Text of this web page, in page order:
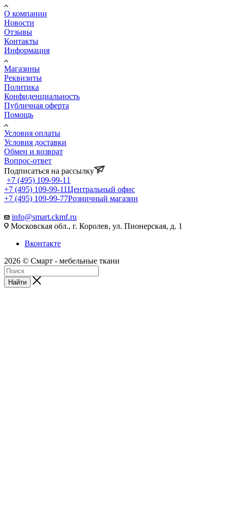
О компании
Новости
Отзывы
Контакты
Информация
Магазины
Реквизиты
Политика
Конфиденциальность
Публичная оферта
Помощь
Условия оплаты
Условия доставки
Обмен и возврат
Вопрос-ответ
Подписаться на рассылку
+7 (495) 109-99-11
+7 (495) 109-99-11Центральный офис
+7 (495) 109-99-77Розничный магазин
info@smart.ckmf.ru
Московская обл., г. Королев, ул. Пионерская, д. 1
Вконтакте
2026 © Смарт - мебельные ткани
Найти